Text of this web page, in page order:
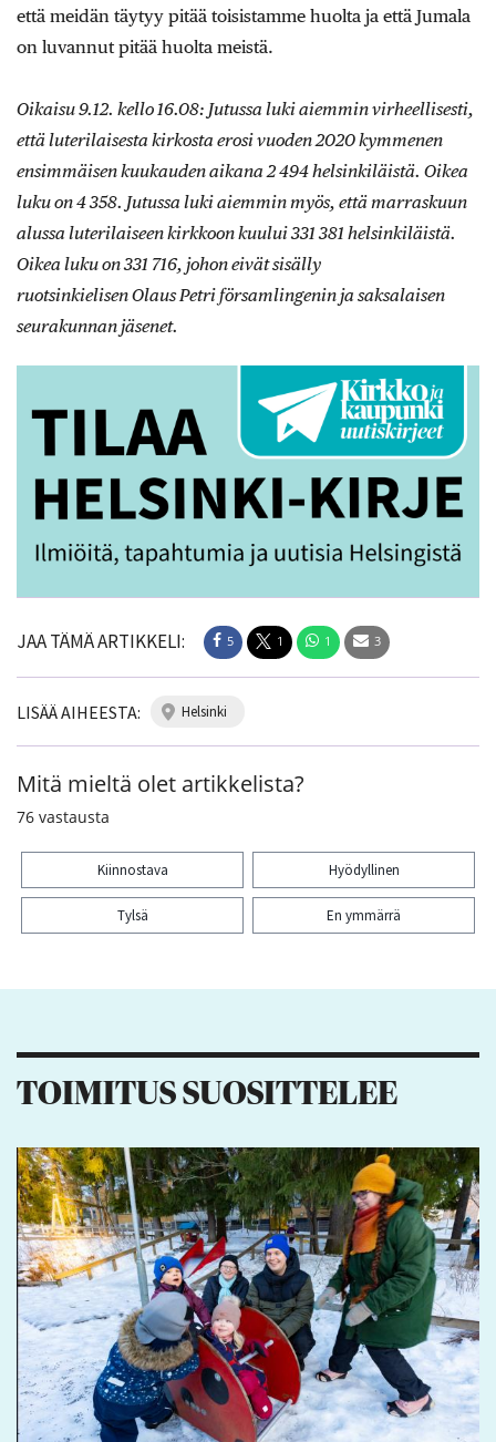
että meidän täytyy pitää toisistamme huolta ja että Jumala
on luvannut pitää huolta meistä.
Oikaisu 9.12. kello 16.08: Jutussa luki aiemmin virheellisesti,
että luterilaisesta kirkosta erosi vuoden 2020 kymmenen
ensimmäisen kuukauden aikana 2 494 helsinkiläistä. Oikea
luku on 4 358. Jutussa luki aiemmin myös, että marraskuun
alussa luterilaiseen kirkkoon kuului 331 381 helsinkiläistä.
Oikea luku on 331 716, johon eivät sisälly
ruotsinkielisen Olaus Petri församlingenin ja saksalaisen
seurakunnan jäsenet.
JAA TÄMÄ ARTIKKELI: 5 1 1 3
LISÄÄ AIHEESTA: helsinki
Mitä mieltä olet artikkelista?
76 vastausta
Kiinnostava Hyödyllinen
Tylsä En ymmärrä
TOIMITUS SUOSITTELEE